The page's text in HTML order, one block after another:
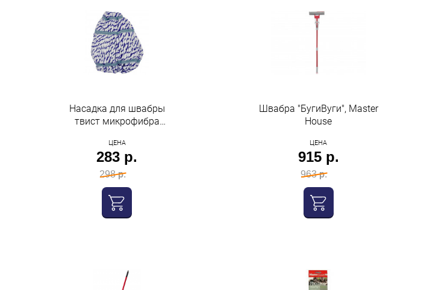
Насадка для швабры
твист микрофибра
ЦЕНА
283 р.
298 р.
Швабра "БугиВуги", Master
House
ЦЕНА
915 р.
963 р.